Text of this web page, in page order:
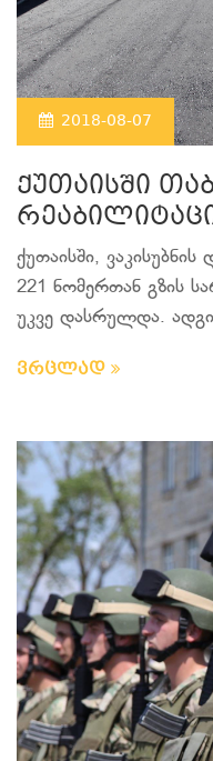
2018-08-07
ქუთაისში
ქუთაისში,
221 ნომერთან გზის
უკვე დასრულდა.
ვრცლად